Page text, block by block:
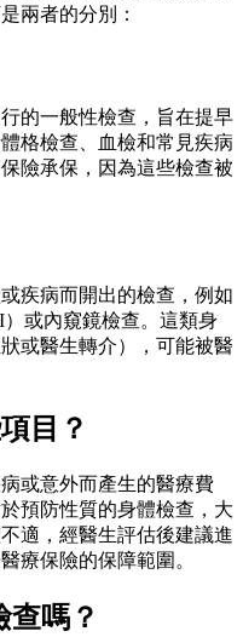
兩者的分別：
的一般性檢查，旨在提早
格檢查、血檢和常見疾病
險承保，因為這些檢查被
疾病而開出的檢查，例如
或內窺鏡檢查。這類身
或醫生轉介），可能被醫
目？
或意外而產生的醫療費
預防性質的身體檢查，大
適，經醫生評估後建議進
療保險的保障範圍。
查嗎？